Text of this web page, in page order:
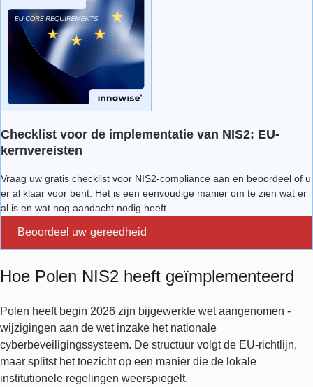
Checklist voor de implementatie van NIS2: EU-
kernvereisten
Vraag uw gratis checklist voor NIS2-compliance aan en beoordeel of u
er al klaar voor bent. Het is een eenvoudige manier om te zien wat er
al is en wat nog aandacht nodig heeft.
Beoordeel uw gereedheid
Hoe Polen NIS2 heeft geïmplementeerd
Polen heeft begin 2026 zijn bijgewerkte wet aangenomen -
wijzigingen aan de wet inzake het nationale
cyberbeveiligingssysteem. De structuur volgt de EU-richtlijn,
maar splitst het toezicht op een manier die de lokale
institutionele regelingen weerspiegelt.